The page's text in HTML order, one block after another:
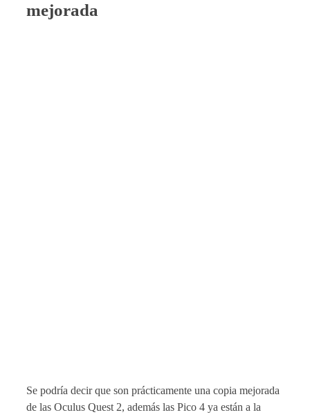
mejorada
Se podría decir que son prácticamente una copia mejorada
de las Oculus Quest 2, además las Pico 4 ya están a la